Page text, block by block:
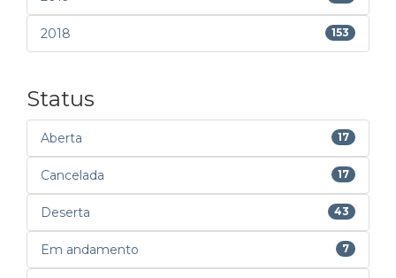
2018 153
Status
Aberta 17
Cancelada 17
Deserta 43
Em andamento 7